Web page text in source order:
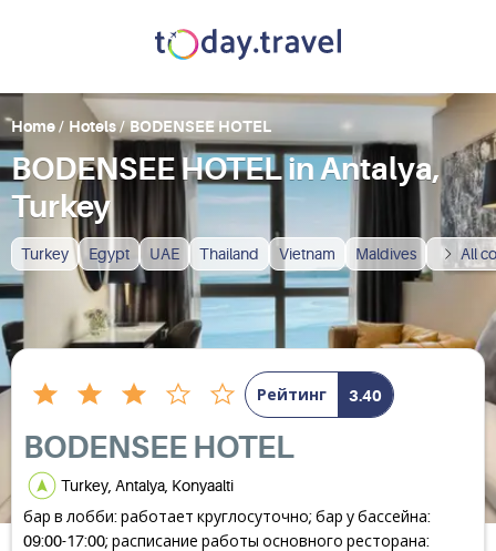
Turkey Egypt UAE Thailand Vietnam Maldives All
Home/ Hotels/ BODENSEE HOTEL
BODENSEE HOTEL in Antalya,
Turkey
Рейтинг 3.40
BODENSEE HOTEL
Turkey, Antalya, Konyaalti
бар в лобби: работает круглосуточно; бар у бассейна:
09:00-17:00; расписание работы основного ресторана: